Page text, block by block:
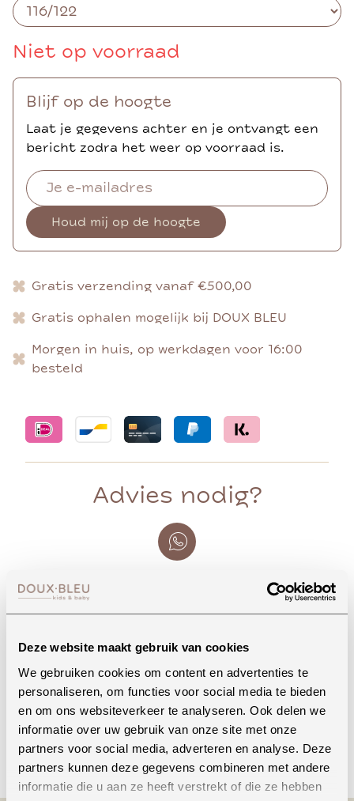
Deze website maakt gebruik van cookies
We gebruiken cookies om content en advertenties te
personaliseren, om functies voor social media te bieden
en om ons websiteverkeer te analyseren. Ook delen we
informatie over uw gebruik van onze site met onze
partners voor social media, adverteren en analyse. Deze
partners kunnen deze gegevens combineren met andere
informatie die u aan ze heeft verstrekt of die ze hebben
Niet op voorraad
Blijf op de hoogte
Laat je gegevens achter en je ontvangt een
bericht zodra het weer op voorraad is.
Houd mij op de hoogte
Gratis verzending vanaf €500,00
Gratis ophalen mogelijk bij DOUX BLEU
Morgen in huis, op werkdagen voor 16:00
besteld
Advies nodig?
Onze winkel in Uden
Bekijk openingstijden
Bellen